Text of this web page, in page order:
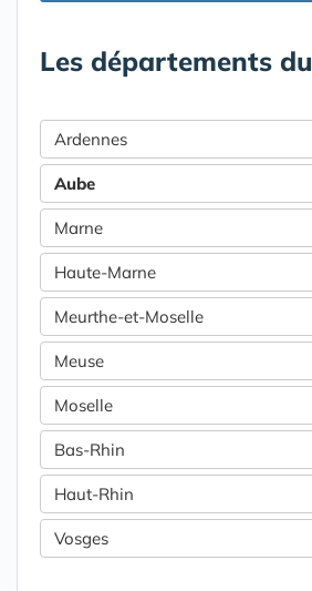
Les départements du
Ardennes
Aube
Marne
Haute-Marne
Meurthe-et-Moselle
Meuse
Moselle
Bas-Rhin
Haut-Rhin
Vosges